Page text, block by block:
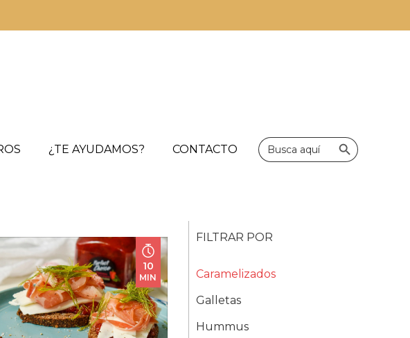
¿TE AYUDAMOS? CONTACTO
Buscar: Botón de
10
MIN
FILTRAR POR
Caramelizados
Galletas
Hummus